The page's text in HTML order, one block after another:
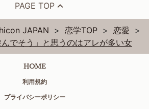
PAGE TOP
JAPAN 恋学TOP
恋愛
でそう」と思うのはアレが多い女
HOME
利用規約
プライバシーポリシー